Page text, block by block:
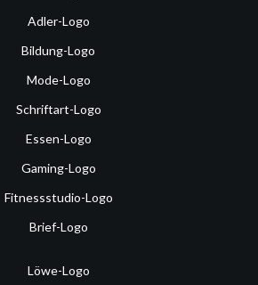
Adler-Logo
Bildung-Logo
Mode-Logo
Schriftart-Logo
Essen-Logo
Gaming-Logo
Fitnessstudio-Logo
Brief-Logo
Löwe-Logo